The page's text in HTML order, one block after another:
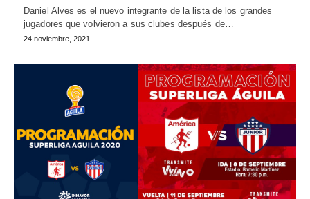
Daniel Alves es el nuevo integrante de la lista de los grandes
jugadores que volvieron a sus clubes después de…
24 noviembre, 2021